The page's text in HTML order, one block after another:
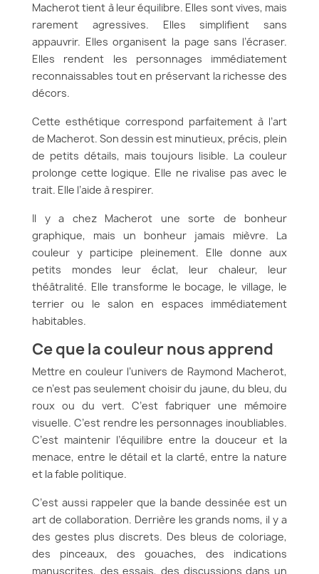
Macherot tient à leur équilibre. Elles sont vives, mais
rarement agressives. Elles simplifient sans
appauvrir. Elles organisent la page sans l’écraser.
Elles rendent les personnages immédiatement
reconnaissables tout en préservant la richesse des
décors.
Cette esthétique correspond parfaitement à l’art
de Macherot. Son dessin est minutieux, précis, plein
de petits détails, mais toujours lisible. La couleur
prolonge cette logique. Elle ne rivalise pas avec le
trait. Elle l’aide à respirer.
Il y a chez Macherot une sorte de bonheur
graphique, mais un bonheur jamais mièvre. La
couleur y participe pleinement. Elle donne aux
petits mondes leur éclat, leur chaleur, leur
théâtralité. Elle transforme le bocage, le village, le
terrier ou le salon en espaces immédiatement
habitables.
Ce que la couleur nous apprend
Mettre en couleur l’univers de Raymond Macherot,
ce n’est pas seulement choisir du jaune, du bleu, du
roux ou du vert. C’est fabriquer une mémoire
visuelle. C’est rendre les personnages inoubliables.
C’est maintenir l’équilibre entre la douceur et la
menace, entre le détail et la clarté, entre la nature
et la fable politique.
C’est aussi rappeler que la bande dessinée est un
art de collaboration. Derrière les grands noms, il y a
des gestes plus discrets. Des bleus de coloriage,
des pinceaux, des gouaches, des indications
manuscrites, des essais, des discussions dans un